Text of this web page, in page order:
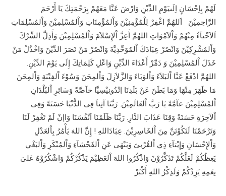
لَهُمْ بِاِحْسَانٍ اِلَىيَوْمِ الدِّيْنِ وَارْضَ عَنَّا مَعَهُمْ بِرَحْمَتِكَ يَا أَرْحَمَ
الرَّاحِمِيْنَ اَللهُمَّ اغْفِرْ لِلْمُؤْمِنِيْنَ وَاْلمُؤْمِنَاتِ وَاْلمُسْلِمِيْنَ وَاْلمُسْلِمَاتِ
اَلاَحْيآءُ مِنْهُمْ وَاْلاَمْوَاتِ اللهُمَّ أَعِزَّ اْلإِسْلاَمَ وَاْلمُسْلِمِيْنَ وَأَذِلَّ الشِّرْكَ
وَاْلمُشْرِكِيْنَ وَانْصُرْ عِبَادَكَ اْلمُوَحِّدِيَّةَ وَانْصُرْ مَنْ نَصَرَ الدِّيْنَ وَاخْذُلْ مَنْ
خَذَلَ اْلمُسْلِمِيْنَ وَ دَمِّرْ أَعْدَاءَ الدِّيْنِ وَاعْلِ كَلِمَاتِكَ إِلَى يَوْمَ الدِّيْنِ.
اللهُمَّ ادْفَعْ عَنَّا اْلبَلاَءَ وَاْلوَبَاءَ وَالزَّلاَزِلَ وَاْلمِحَنَ وَسُوْءَ اْلفِتْنَةِ وَاْلمِحَنَ
مَا ظَهَرَ مِنْهَا وَمَا بَطَنَ عَنْ بَلَدِنَا اِنْدُونِيْسِيَّا خآصَّةً وَسَائِرِ اْلبُلْدَانِ
اْلمُسْلِمِيْنَ عآمَّةً يَا رَبَّ اْلعَالَمِيْنَ. رَبَّنَا آتِناَ فِى الدُّنْيَا حَسَنَةً وَفِى
اْلآخِرَةِ حَسَنَةً وَقِنَا عَذَابَ النَّارِ. رَبَّنَا ظَلَمْنَا اَنْفُسَنَا وَاإنْ لَمْ تَغْفِرْ لَنَا
وَتَرْحَمْنَا لَنَكُوْنَنَّ مِنَ اْلخَاسِرِيْنَ. عِبَادَاللهِ ! إِنَّ اللهَ يَأْمُرُ بِاْلعَدْلِ
وَاْلإِحْسَانِ وَإِيْتآءِ ذِي اْلقُرْبىَ وَيَنْهَى عَنِ اْلفَحْشآءِ وَاْلمُنْكَرِ وَاْلبَغْي
يَعِظُكُمْ لَعَلَّكُمْ تَذَكَّرُوْنَ وَاذْكُرُوا اللهَ اْلعَظِيْمَ يَذْكُرْكُمْ وَاشْكُرُوْهُ عَلىَ
نِعَمِهِ يَزِدْكُمْ وَلَذِكْرُ اللهِ أَكْبَرْ